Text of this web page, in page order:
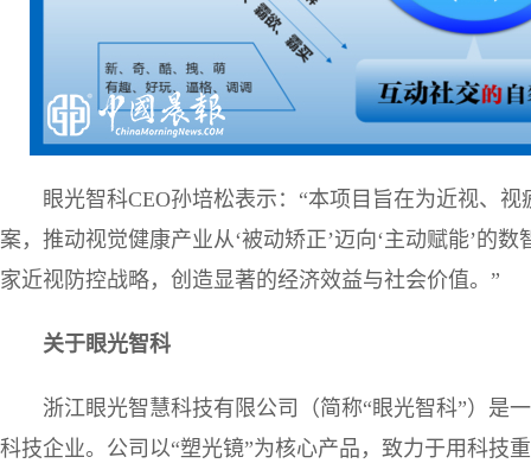
眼光智科CEO孙培松表示：“本项目旨在为近视、
案，推动视觉健康产业从‘被动矫正’迈向‘主动赋能’的
家近视防控战略，创造显著的经济效益与社会价值。”
关于眼光智科
浙江眼光智慧科技有限公司（简称“眼光智科”）是
科技企业。公司以“塑光镜”为核心产品，致力于用科技